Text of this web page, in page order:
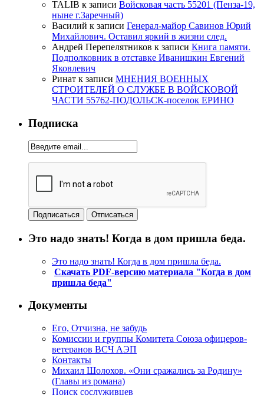
TALIB к записи Войсковая часть 55201 (Пенза-19,
ныне г.Заречный)
Василий к записи Генерал-майор Савинов Юрий
Михайлович. Оставил яркий в жизни след.
Андрей Перепелятников к записи Книга памяти.
Подполковник в отставке Иванишкин Евгений
Яковлевич
Ринат к записи МНЕНИЯ ВОЕННЫХ
СТРОИТЕЛЕЙ О СЛУЖБЕ В ВОЙСКОВОЙ
ЧАСТИ 55762-ПОДОЛЬСК-поселок ЕРИНО
Подписка
Это надо знать! Когда в дом пришла беда.
Это надо знать! Когда в дом пришла беда.
Скачать PDF-версию материала "Когда в дом
пришла беда"
Документы
Его, Отчизна, не забудь
Комиссии и группы Комитета Союза офицеров-
ветеранов ВСЧ АЭП
Контакты
Михаил Шолохов. «Они сражались за Родину»
(Главы из романа)
Поиск сослуживцев